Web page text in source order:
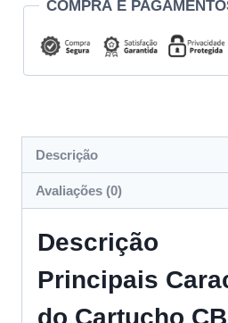
COMPRA E
Descrição
Avaliações (0)
Descrição
Principais